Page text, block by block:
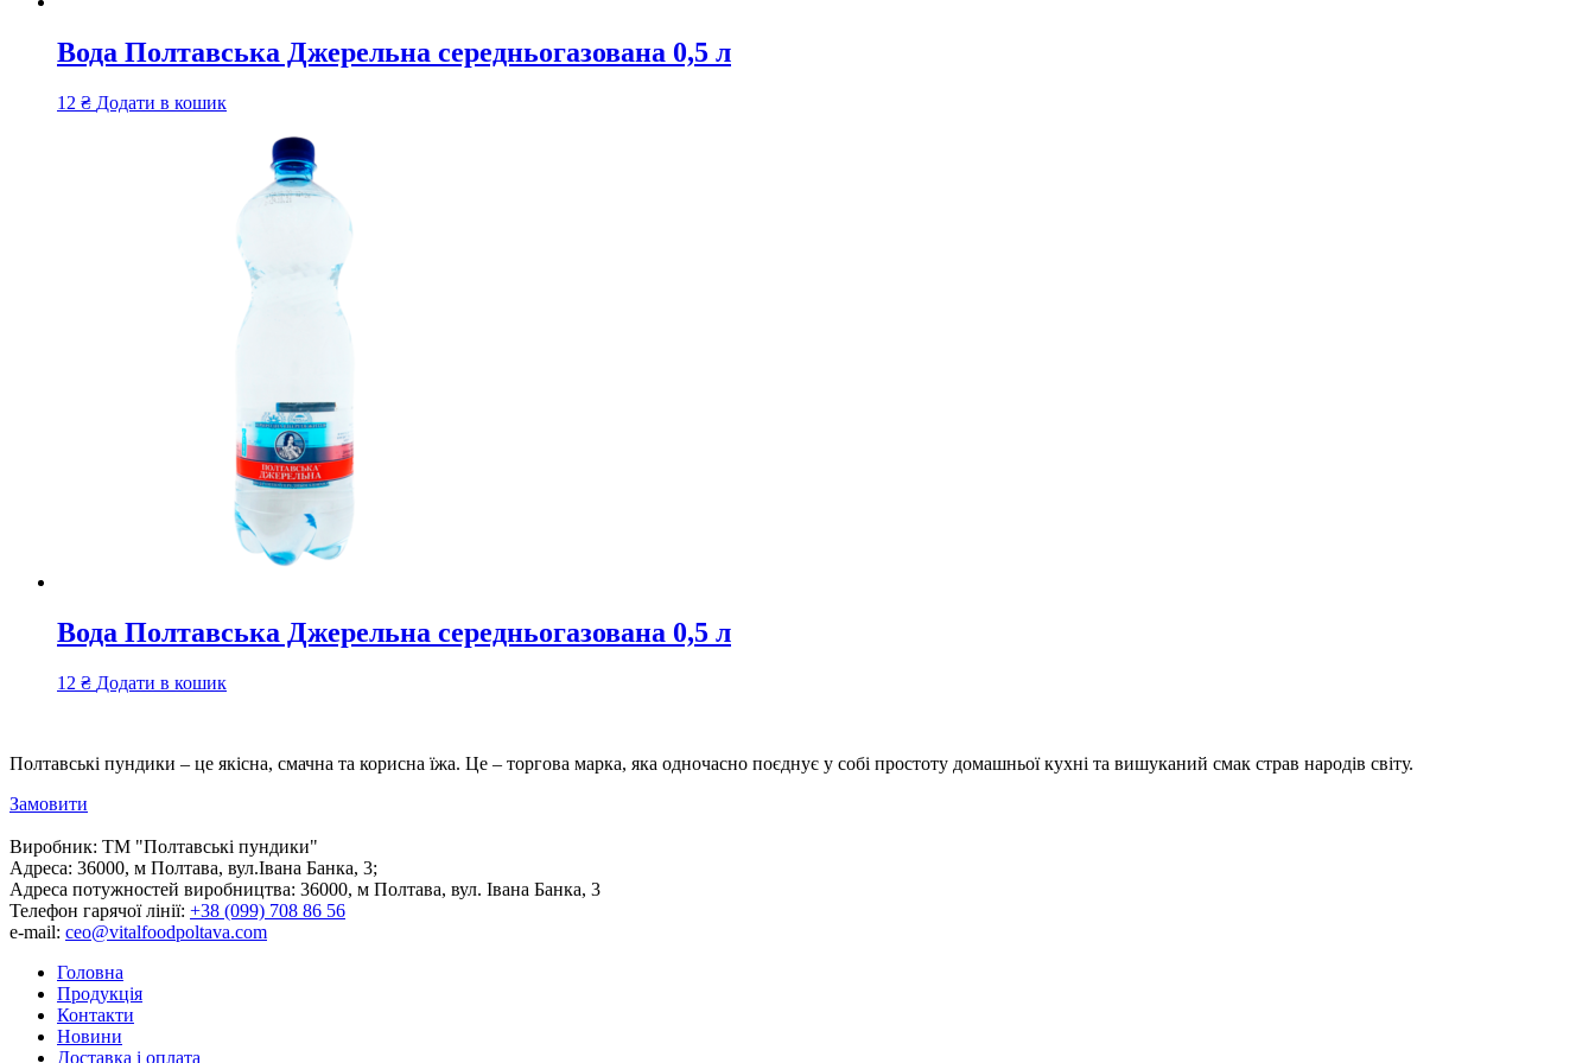
Вода Полтавська Джерельна середньогазована 0,5 л
12 ₴ Додати в кошик
Вода Полтавська Джерельна середньогазована 0,5 л
12 ₴ Додати в кошик
Полтавські пундики – це якісна, смачна та корисна їжа. Це – торгова марка, яка одночасно поєднує у собі простоту домашньої кухні та вишуканий смак страв народів світу.
Замовити
Виробник: ТМ "Полтавські пундики"
Адреса: 36000, м Полтава, вул.Івана Банка, 3;
Адреса потужностей виробництва: 36000, м Полтава, вул. Івана Банка, 3
Телефон гарячої лінії: +38 (099) 708 86 56
e-mail: ceo@vitalfoodpoltava.com
Головна
Продукція
Контакти
Новини
Доставка і оплата